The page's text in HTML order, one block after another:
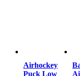
Airhockey
Puck Low